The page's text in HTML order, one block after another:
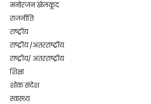
मनोरंजन खेलकूद
राजनीति
राष्ट्रीय
राष्ट्रीय /अंतरराष्ट्रीय
राष्ट्रीय/ अंतरराष्ट्रीय
शिक्षा
शोक संदेश
स्वास्थ्य